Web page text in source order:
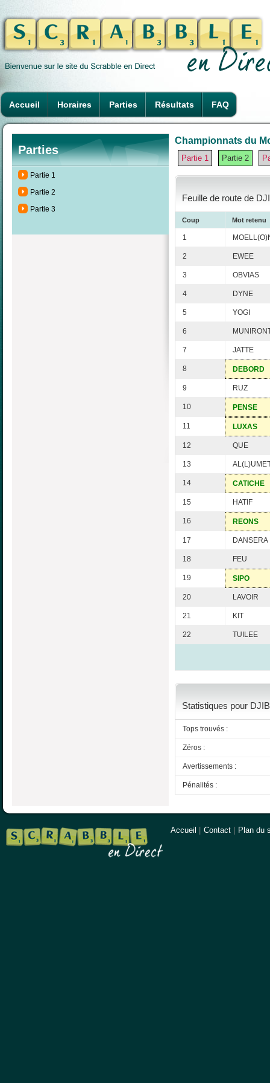
Accueil Horaires Parties Résultats FAQ
Parties
Partie 1
Partie 2
Partie 3
Championnats du
Partie 1 Partie 2
Feuille de route de
Coup Mot retenu
1
2 EWEE
3 OBVIAS
4 DYNE
5 YOGI
6
7 JATTE
8 DEBORD
9 RUZ
10 PENSE
11 LUXAS
12 QUE
13
14 CATICHE
15 HATIF
16 REONS
17 DANSERA
18 FEU
19 SIPO
20 LAVOIR
21 KIT
22 TUILEE
Statistiques pour
Tops trouvés :
Zéros :
Avertissements :
Pénalités :
Accueil Contact Plan du